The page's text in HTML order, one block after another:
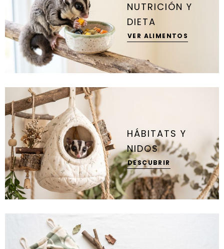
NUTRICIÓN Y
DIETA
VER ALIMENTOS
HÁBITATS Y
NIDOS
DESCUBRIR